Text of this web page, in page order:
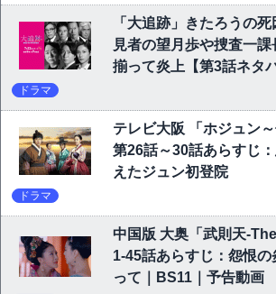
「大追跡」きたろうの
見者の望月歩や捜査一
揃って炎上【第3話ネタ
ドラマ
テレビ大阪 「ホジュン～
第26話～30話あらすじ
えたジュン初登院
ドラマ
中国版 大奥「武則天-
1-45話あらすじ：怨恨
って｜BS11｜予告動画